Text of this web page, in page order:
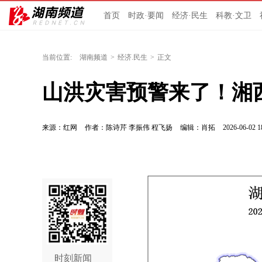
首页 时政·要闻 经济·民生 科教·文卫
当前位置: 湖南频道 > 经济.民生 > 正文
山洪灾害预警来了！
来源：红网 作者：陈诗芹 李振伟 程飞扬 编辑：肖拓 2026-06-02
时刻新闻